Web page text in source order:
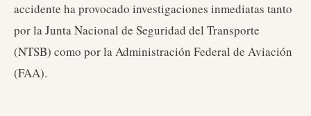
accidente ha provocado investigaciones inmediatas tanto
por la Junta Nacional de Seguridad del Transporte
(NTSB) como por la Administración Federal de Aviación
(FAA).